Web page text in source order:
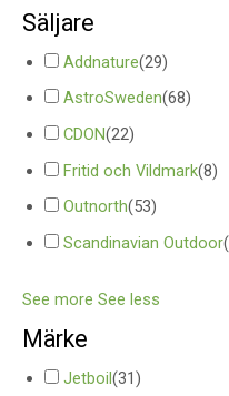
Säljare
Addnature(29)
AstroSweden(68)
CDON(22)
Fritid och Vildmark(8)
Outnorth(53)
Scandinavian Outdoor(
See more See less
Märke
Jetboil(31)